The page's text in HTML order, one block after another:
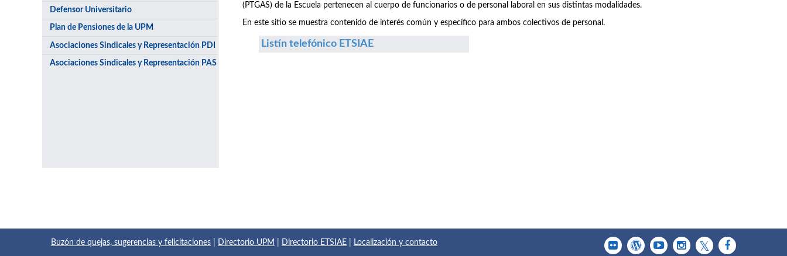
Defensor Universitario
Plan de Pensiones de la UPM
Asociaciones Sindicales y Representación PDI
Asociaciones Sindicales y Representación PAS
(PTGAS) de la Escuela pertenecen al cuerpo de funcionarios o de personal laboral en sus distintas modalidades.
En este sitio se muestra contenido de interés común y específico para ambos colectivos de personal.
Listín telefónico ETSIAE
Buzón de quejas, sugerencias y felicitaciones Directorio UPM Directorio ETSIAE Localización y contacto